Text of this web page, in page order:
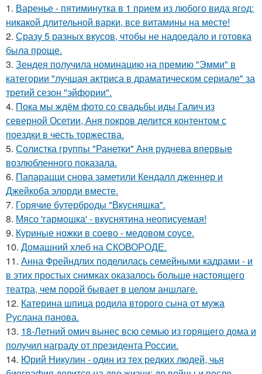
1. Варенье - пятиминутка в 1 прием из любого вида ягод:
никакой длительной варки, все витамины на месте!
2. Сразу 5 разных вкусов, чтобы не надоедало и готовка
была проще.
3. Зендея получила номинацию на премию "Эмми" в
категории "лучшая актриса в драматическом сериале" за
третий сезон "эйфории".
4. Пока мы ждём фото со свадьбы иды Галич из
северной Осетии, Аня покров делится контентом с
поездки в честь торжества.
5. Солистка группы "Ранетки" Аня руднева впервые
возлюбленного показала.
6. Папарацци снова заметили Кендалл дженнер и
Джейкоба элорди вместе.
7. Горячие бутерброды "Вкусняшка".
8. Мясо 'гармошка' - вкуснятина неописуемая!
9. Куриные ножки в соево - медовом соусе.
10. Домашний хлеб на СКОВОРОДЕ.
11. Анна Фрейндлих поделилась семейными кадрами - и
в этих простых снимках оказалось больше настоящего
театра, чем порой бывает в целом аншлаге.
12. Катерина шпица родила второго сына от мужа
Руслана панова.
13. 18-Летний омич вынес всю семью из горящего дома и
получил награду от президента России.
14. Юрий Никулин - один из тех редких людей, чья